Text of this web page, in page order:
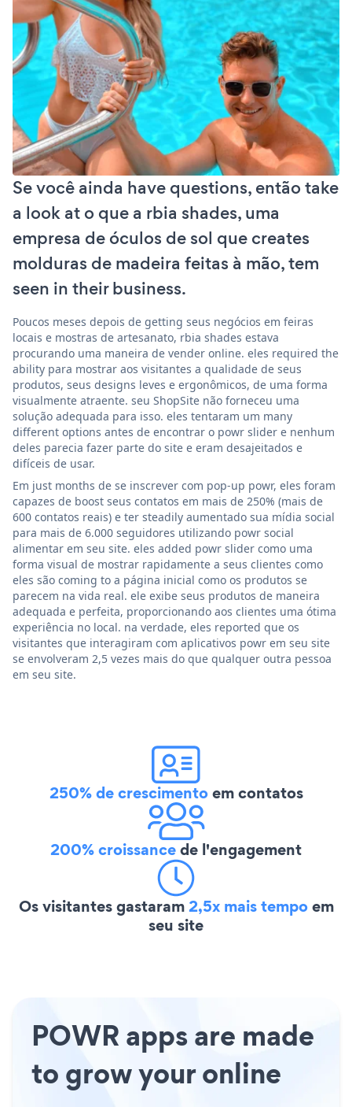
Se você ainda have questions, então take
a look at o que a rbia shades, uma
empresa de óculos de sol que creates
molduras de madeira feitas à mão, tem
seen in their business.
Poucos meses depois de getting seus negócios em feiras
locais e mostras de artesanato, rbia shades estava
procurando uma maneira de vender online. eles required the
ability para mostrar aos visitantes a qualidade de seus
produtos, seus designs leves e ergonômicos, de uma forma
visualmente atraente. seu ShopSite não forneceu uma
solução adequada para isso. eles tentaram um many
different options antes de encontrar o powr slider e nenhum
deles parecia fazer parte do site e eram desajeitados e
difíceis de usar.
Em just months de se inscrever com pop-up powr, eles foram
capazes de boost seus contatos em mais de 250% (mais de
600 contatos reais) e ter steadily aumentado sua mídia social
para mais de 6.000 seguidores utilizando powr social
alimentar em seu site. eles added powr slider como uma
forma visual de mostrar rapidamente a seus clientes como
eles são coming to a página inicial como os produtos se
parecem na vida real. ele exibe seus produtos de maneira
adequada e perfeita, proporcionando aos clientes uma ótima
experiência no local. na verdade, eles reported que os
visitantes que interagiram com aplicativos powr em seu site
se envolveram 2,5 vezes mais do que qualquer outra pessoa
em seu site.
250% de crescimentoem contatos
200% croissancede l'engagement
Os visitantes gastaram2,5x mais tempoem
seu site
POWR apps are made
to grow your online